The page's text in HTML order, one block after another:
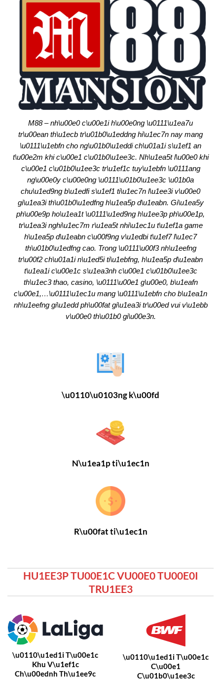
M88 – nh\u00e0 c\u00e1i h\u00e0ng \u0111\u1ea7u
tr\u00ean th\u1ecb tr\u01b0\u1eddng hi\u1ec7n nay mang
\u0111\u1ebfn cho ng\u01b0\u1eddi ch\u01a1i s\u1ef1 an
t\u00e2m khi c\u00e1 c\u01b0\u1ee3c. Nh\u1ea5t l\u00e0 khi
c\u00e1 c\u01b0\u1ee3c tr\u1ef1c tuy\u1ebfn \u0111ang
ng\u00e0y c\u00e0ng \u0111\u01b0\u1ee3c \u01b0a
chu\u1ed9ng b\u1edfi s\u1ef1 ti\u1ec7n l\u1ee3i v\u00e0
gi\u1ea3i th\u01b0\u1edfng h\u1ea5p d\u1eabn. Gi\u1ea5y
ph\u00e9p ho\u1ea1t \u0111\u1ed9ng h\u1ee3p ph\u00e1p,
tr\u1ea3i nghi\u1ec7m r\u1ea5t nhi\u1ec1u t\u1ef1a game
h\u1ea5p d\u1eabn c\u00f9ng v\u1edbi t\u1ef7 l\u1ec7
th\u01b0\u1edfng cao. Trong \u0111\u00f3 nh\u1eefng
tr\u00f2 ch\u01a1i n\u1ed5i ti\u1ebfng, h\u1ea5p d\u1eabn
t\u1ea1i c\u00e1c s\u1ea3nh c\u00e1 c\u01b0\u1ee3c
th\u1ec3 thao, casino, \u0111\u00e1 g\u00e0, b\u1eafn
c\u00e1,…\u0111\u1ec1u mang \u0111\u1ebfn cho b\u1ea1n
nh\u1eefng gi\u1edd ph\u00fat gi\u1ea3i tr\u00ed vui v\u1ebb
v\u00e0 th\u01b0 gi\u00e3n.
\u0110\u0103ng k\u00fd
N\u1ea1p ti\u1ec1n
R\u00fat ti\u1ec1n
HU1EE3P TU00E1C VU00E0 TU00E0I
TRU1EE3
\u0110\u1ed1i T\u00e1c
Khu V\u1ef1c
Ch\u00ednh Th\u1ee9c
\u0110\u1ed1i T\u00e1c
C\u00e1
C\u01b0\u1ee3c